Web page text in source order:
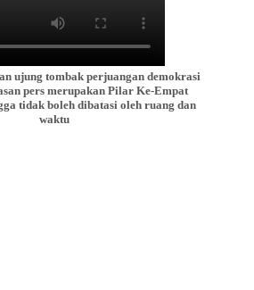
ujung tombak perjuangan demokrasi
pers merupakan Pilar Ke-Empat
tidak boleh dibatasi oleh ruang dan
waktu